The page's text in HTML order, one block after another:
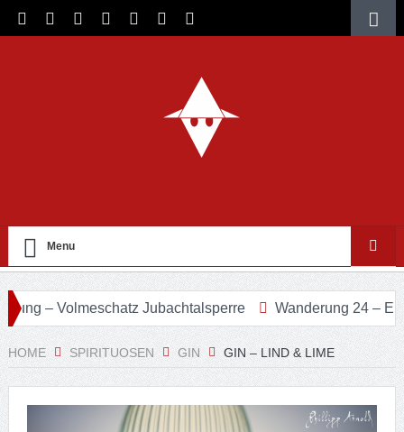
Menu
– Volmeschatz Jubachtalsperre Wanderung 24 –
HOME SPIRITUOSEN GIN GIN – LIND & LIME